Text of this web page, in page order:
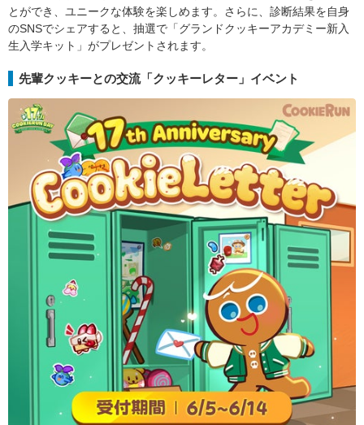
とができ、ユニークな体験を楽しめます。さらに、診断結果を自身
のSNSでシェアすると、抽選で「グランドクッキーアカデミー新入
生入学キット」がプレゼントされます。
先輩クッキーとの交流「クッキーレター」イベント